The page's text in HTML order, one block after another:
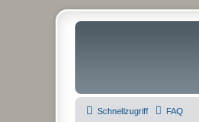
Schnellzugriff FAQ